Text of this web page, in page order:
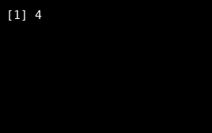
[1] 4